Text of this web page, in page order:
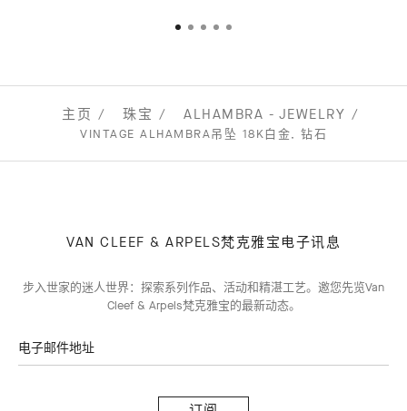
主页 珠宝 ALHAMBRA - JEWELRY
VINTAGE ALHAMBRA吊坠 18K白金, 钻石
VAN CLEEF & ARPELS梵克雅宝电子讯息
步入世家的迷人世界：探索系列作品、活动和精湛工艺。邀您先览Van
Cleef & Arpels梵克雅宝的最新动态。
电子邮件地址
阅